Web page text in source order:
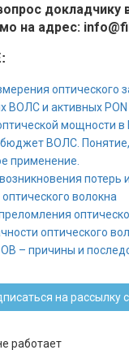
докладчику
на адрес:
оптического
ВОЛС и активных PON
мощности в
ВОЛС. Понятие,
применение.
потерь
волокна
оптического
– причины и
на рассылку
работает